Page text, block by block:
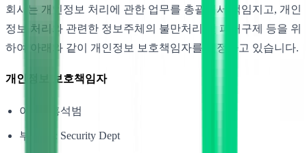
회사는 개인정보 처리에 관한 업무를 총괄해서 책임지고, 개인
정보 처리와 관련한 정보주체의 불만처리 및 피해구제 등을 위
하여 아래와 같이 개인정보 보호책임자를 지정하고 있습니다.
개인정보 보호책임자
이름 : 홍석범
부서명 : Security Dept